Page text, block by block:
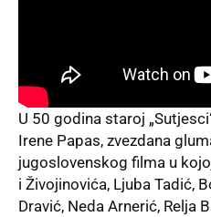
U 50 godina staroj
Irene Papas, zvezdana
jugoslovenskog filma u
i Živojinovića, Ljuba Tadić,
Dravić, Neda Arnerić, Relja